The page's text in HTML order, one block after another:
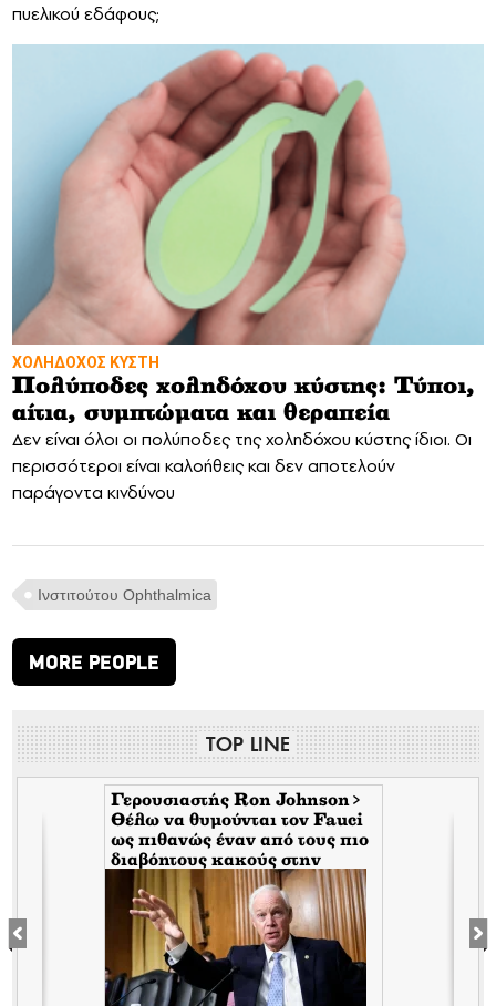
πυελικού εδάφους;
ΧΟΛΗΔΟΧΟΣ ΚΥΣΤΗ
Πολύποδες χοληδόχου κύστης: Τύποι,
αίτια, συμπτώματα και θεραπεία
Δεν είναι όλοι οι πολύποδες της χοληδόχου κύστης ίδιοι. Οι
περισσότεροι είναι καλοήθεις και δεν αποτελούν
παράγοντα κινδύνου
Ινστιτούτου Ophthalmica
MORE PEOPLE
TOP LINE
Γερουσιαστής Ron Johnson>
Θέλω να θυμούνται τον Fauci
ως πιθανώς έναν από τους πιο
διαβόητους κακούς στην
αμερικανική ιστορία